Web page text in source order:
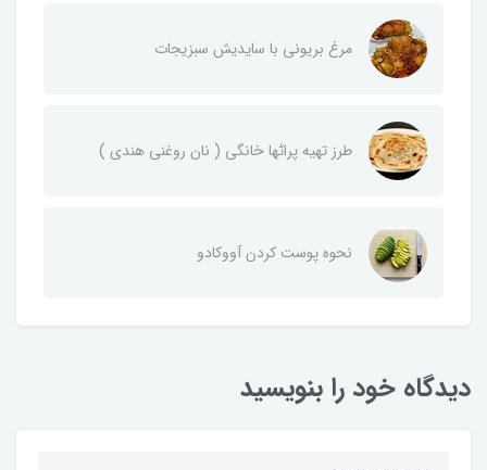
مرغ بریونی با سایدیش سبزیجات
طرز تهیه پراٹھا خانگی ( نان روغنی هندی )
نحوه پوست کردن آووکادو
دیدگاه خود را بنویسید